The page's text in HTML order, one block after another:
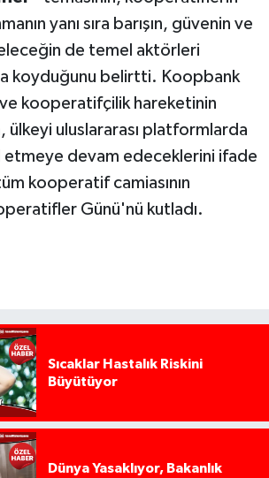
yanı sıra barışın, güvenin ve
de temel aktörleri
koyduğunu belirtti. Koopbank
kooperatifçilik hareketinin
ülkeyi uluslararası platformlarda
etmeye devam edeceklerini ifade
kooperatif camiasının
Günü'nü kutladı.
Sıcaklar Hastalık Riskini
Büyütüyor
Dünya Yasaklıyor, Bakanlık